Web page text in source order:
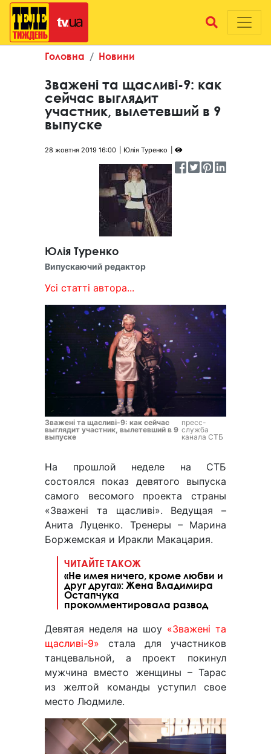
Головна Новини
Зважені та щасливі-9: как
сейчас выглядит
участник, вылетевший в 9
выпуске
28 жовтня 2019 16:00 Юлія Туренко
Юлія Туренко
Випускаючий редактор
Усі статті автора...
Зважені та щасливі-9: как сейчас
выглядит участник, вылетевший в 9
выпуске
пресс-
служба
канала СТБ
На прошлой неделе на СТБ
состоялся показ девятого выпуска
самого весомого проекта страны
«Зважені та щасливі». Ведущая –
Анита Луценко. Тренеры – Марина
Боржемская и Иракли Макацария.
ЧИТАЙТЕ ТАКОЖ
«Не имея ничего, кроме любви и
друг друга»: Жена Владимира
Остапчука
прокомментировала развод
Девятая неделя на шоу «Зважені та
щасливі-9» стала для участников
танцевальной, а проект покинул
мужчина вместо женщины – Тарас
из желтой команды уступил свое
место Людмиле.